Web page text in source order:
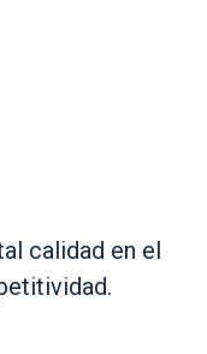
calidad en el